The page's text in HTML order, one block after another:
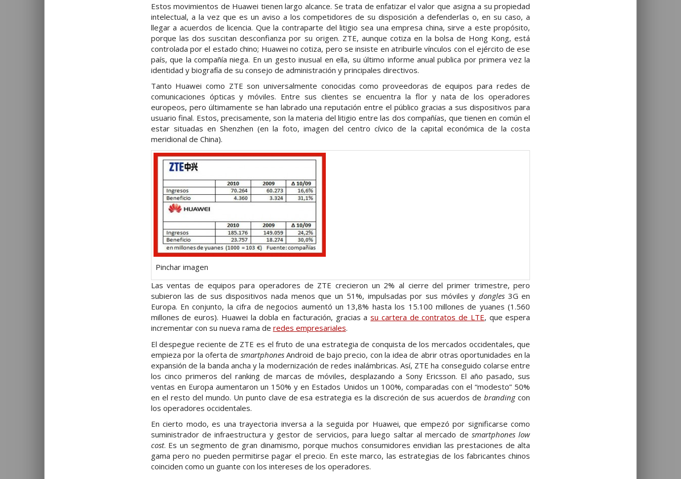
Estos movimientos de Huawei tienen largo alcance. Se trata de enfatizar el valor que asigna a su propiedad
intelectual, a la vez que es un aviso a los competidores de su disposición a defenderlas o, en su caso, a
llegar a acuerdos de licencia. Que la contraparte del litigio sea una empresa china, sirve a este propósito,
porque las dos suscitan desconfianza por su origen. ZTE, aunque cotiza en la bolsa de Hong Kong, está
controlada por el estado chino; Huawei no cotiza, pero se insiste en atribuirle vínculos con el ejército de ese
país, que la compañía niega. En un gesto inusual en ella, su último informe anual publica por primera vez la
identidad y biografía de su consejo de administración y principales directivos.
Tanto Huawei como ZTE son universalmente conocidas como proveedoras de equipos para redes de
comunicaciones ópticas y móviles. Entre sus clientes se encuentra la flor y nata de los operadores
europeos, pero últimamente se han labrado una reputación entre el público gracias a sus dispositivos para
usuario final. Estos, precisamente, son la materia del litigio entre las dos compañías, que tienen en común el
estar situadas en Shenzhen (en la foto, imagen del centro cívico de la capital económica de la costa
meridional de China).
Pinchar imagen
Las ventas de equipos para operadores de ZTE crecieron un 2% al cierre del primer trimestre, pero
subieron las de sus dispositivos nada menos que un 51%, impulsadas por sus móviles y dongles3G en
Europa. En conjunto, la cifra de negocios aumentó un 13,8% hasta los 15.100 millones de yuanes (1.560
millones de euros). Huawei la dobla en facturación, gracias asu cartera de contratos de LTE, que espera
incrementar con su nueva rama de redes empresariales.
El despegue reciente de ZTE es el fruto de una estrategia de conquista de los mercados occidentales, que
empieza por la oferta de smartphonesAndroid de bajo precio, con la idea de abrir otras oportunidades en la
expansión de la banda ancha y la modernización de redes inalámbricas. Así, ZTE ha conseguido colarse entre
los cinco primeros del ranking de marcas de móviles, desplazando a Sony Ericsson. El año pasado, sus
ventas en Europa aumentaron un 150% y en Estados Unidos un 100%, comparadas con el “modesto” 50%
en el resto del mundo. Un punto clave de esa estrategia es la discreción de sus acuerdos debrandingcon
los operadores occidentales.
En cierto modo, es una trayectoria inversa a la seguida por Huawei, que empezó por significarse como
suministrador de infraestructura y gestor de servicios, para luego saltar al mercado de smartphones low
cost. Es un segmento de gran dinamismo, porque muchos consumidores envidian las prestaciones de alta
gama pero no pueden permitirse pagar el precio. En este marco, las estrategias de los fabricantes chinos
coinciden como un guante con los intereses de los operadores.